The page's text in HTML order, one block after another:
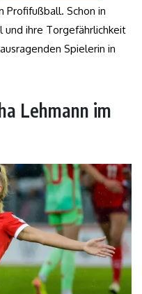
Profifußball. Schon in
und ihre Torgefährlichkeit
Spielerin in
Lehmann im